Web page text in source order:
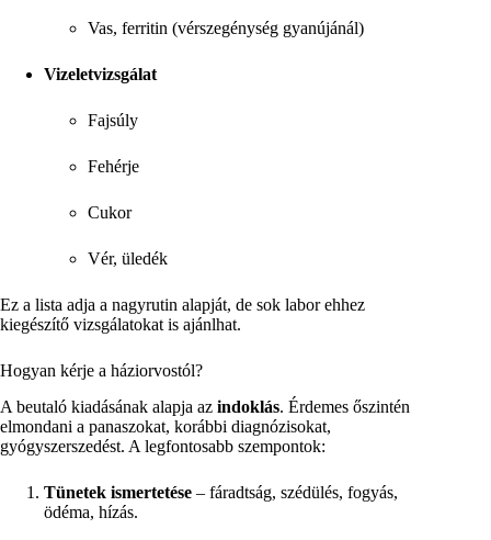
Vas, ferritin (vérszegénység gyanújánál)
Vizeletvizsgálat
Fajsúly
Fehérje
Cukor
Vér, üledék
Ez a lista adja a nagyrutin alapját, de sok labor ehhez
kiegészítő vizsgálatokat is ajánlhat.
Hogyan kérje a háziorvostól?
A beutaló kiadásának alapja az indoklás. Érdemes őszintén
elmondani a panaszokat, korábbi diagnózisokat,
gyógyszerszedést. A legfontosabb szempontok:
Tünetek ismertetése – fáradtság, szédülés, fogyás,
ödéma, hízás.